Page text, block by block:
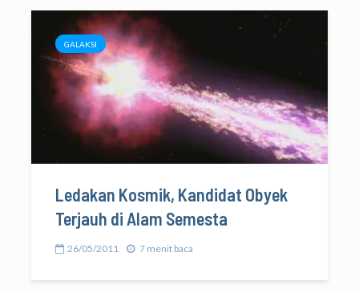
GALAKSI
Ledakan Kosmik, Kandidat Obyek
Terjauh di Alam Semesta
26/05/2011 7 menit baca